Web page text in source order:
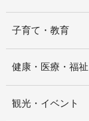
子育て・教育
健康・医療・福祉
観光・イベント